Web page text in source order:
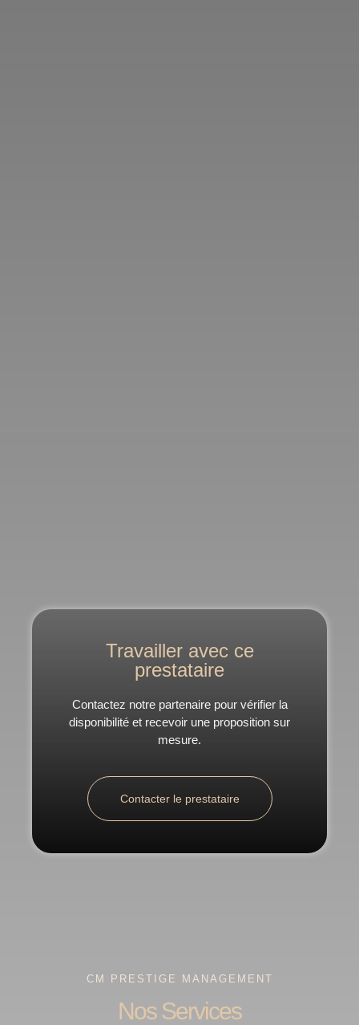
Travailler avec ce
prestataire
Contactez notre partenaire pour vérifier la
disponibilité et recevoir une proposition sur
mesure.
Contacter le prestataire
CM PRESTIGE MANAGEMENT
Nos Services